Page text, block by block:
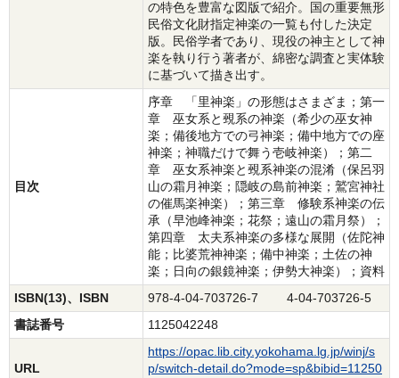
の特色を豊富な図版で紹介。国の重要無形
民俗文化財指定神楽の一覧も付した決定
版。民俗学者であり、現役の神主として神
楽を執り行う著者が、綿密な調査と実体験
に基づいて描き出す。
目次
序章 「里神楽」の形態はさまざま；第一
章 巫女系と覡系の神楽（希少の巫女神
楽；備後地方での弓神楽；備中地方での座
神楽；神職だけで舞う壱岐神楽）；第二
章 巫女系神楽と覡系神楽の混淆（保呂羽
山の霜月神楽；隠岐の島前神楽；鷲宮神社
の催馬楽神楽）；第三章 修験系神楽の伝
承（早池峰神楽；花祭；遠山の霜月祭）；
第四章 太夫系神楽の多様な展開（佐陀神
能；比婆荒神神楽；備中神楽；土佐の神
楽；日向の銀鏡神楽；伊勢大神楽）；資料
ISBN(13)、ISBN
978-4-04-703726-7 4-04-703726-5
書誌番号
1125042248
URL
https://opac.lib.city.yokohama.lg.jp/winj/s
p/switch-detail.do?mode=sp&bibid=11250